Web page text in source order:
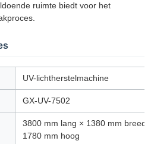
ruimte biedt voor het
UV-lichtherstelmachine
GX-UV-7502
3800 mm lang × 1380 mm breed ×
1780 mm hoog